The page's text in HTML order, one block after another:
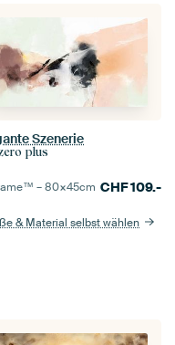
Szenerie
plus
–80×45cm CHF109.-
& Material selbst wählen